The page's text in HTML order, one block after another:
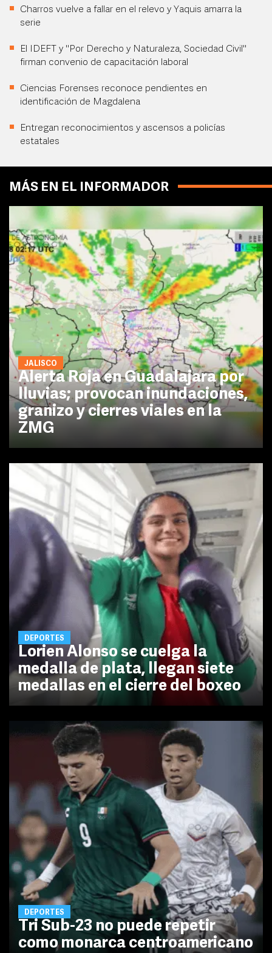
Charros vuelve a fallar en el relevo y Yaquis amarra la
serie
El IDEFT y "Por Derecho y Naturaleza, Sociedad Civil"
firman convenio de capacitación laboral
Ciencias Forenses reconoce pendientes en
identificación de Magdalena
Entregan reconocimientos y ascensos a policías
estatales
MÁS EN EL INFORMADOR
JALISCO
Alerta Roja en Guadalajara por
lluvias; provocan inundaciones,
granizo y cierres viales en la
ZMG
DEPORTES
Lorien Alonso se cuelga la
medalla de plata, llegan siete
medallas en el cierre del boxeo
DEPORTES
Tri Sub-23 no puede repetir
como monarca centroamericano